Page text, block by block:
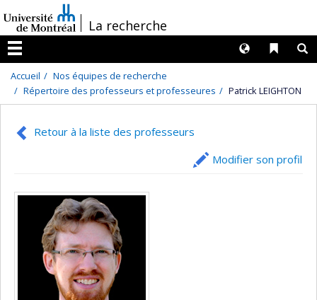
au
contenu
/La recherche
Menu
Liens
Langues
Accueil
Nos équipes de recherche
Répertoire des professeurs et professeures
Patrick LEIGHTON
Retour à la liste des professeurs
Modifier son profil